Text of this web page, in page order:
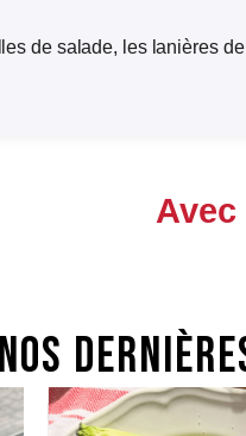
de salade, les lanières
Avec
Nos